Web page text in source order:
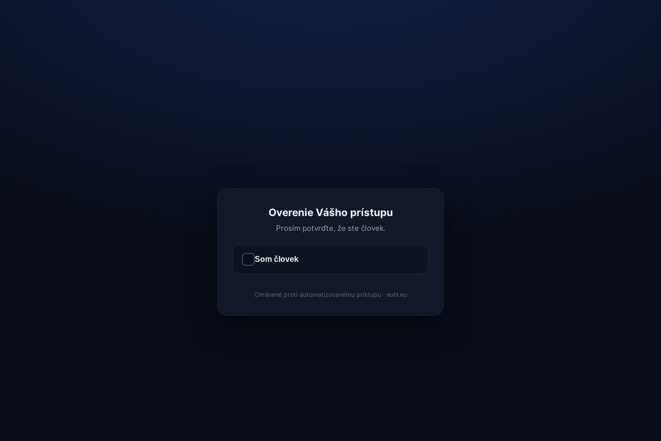
Overenie Vášho prístupu
Prosím potvrďte, že ste človek.
Som človek
Chránené proti automatizovanému prístupu · euhl.eu